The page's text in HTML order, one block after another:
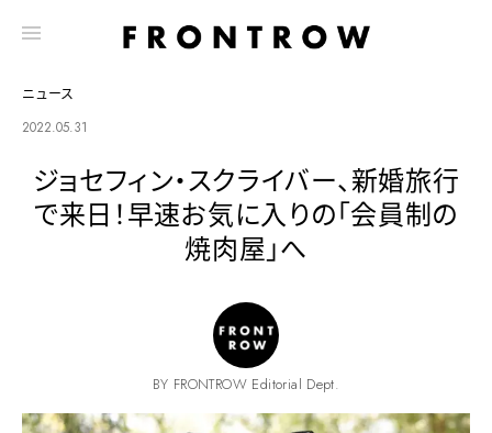
ニュース
2022.05.31
ジョセフィン・スクライバー、新婚旅行
で来日！早速お気に入りの「会員制の
焼肉屋」へ
BY FRONTROW Editorial Dept.